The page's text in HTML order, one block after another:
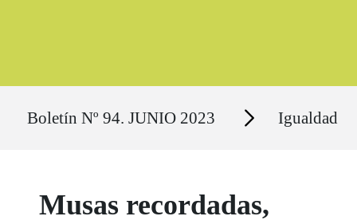
Boletín Nº 94. JUNIO 2023 Secciones Igualdad
Musas recordadas,